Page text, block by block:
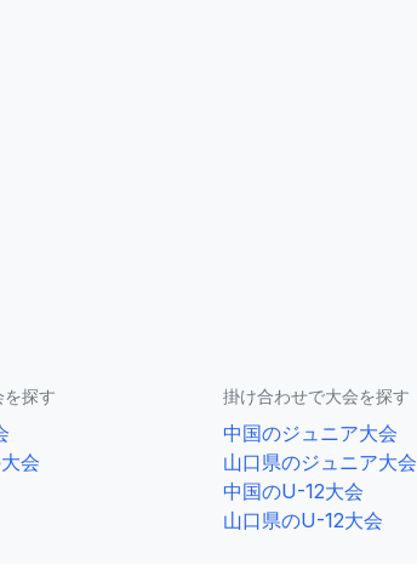
を探す
会
掛け合わせで大会を探す
中国のジュニア大会
山口県のジュニア大会
中国のU-12大会
山口県のU-12大会